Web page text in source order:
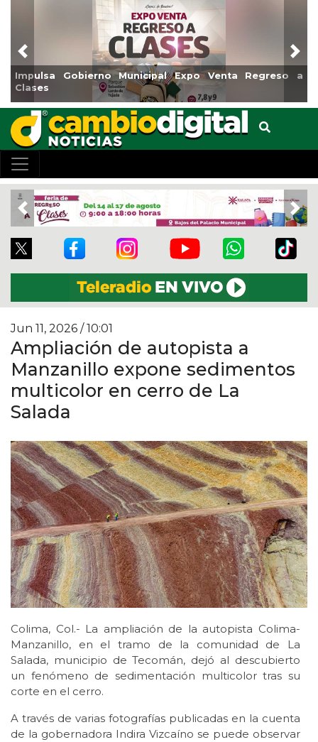
Gobierno Municipal Expo Venta Regreso a
Reabrirá
Previous
Previous
Jun 11, 2026 / 10:01
Ampliación de autopista a
Manzanillo expone sedimentos
multicolor en cerro de La
Salada
Colima, Col.- La ampliación de la autopista Colima-
Manzanillo, en el tramo de la comunidad de La
Salada, municipio de Tecomán, dejó al descubierto
un fenómeno de sedimentación multicolor tras su
corte en el cerro.
A través de varias fotografías publicadas en la cuenta
de la gobernadora Indira Vizcaíno se puede observar